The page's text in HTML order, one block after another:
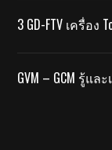
3 GD-FTV เครื่อง
GVM – GCM รู้แล